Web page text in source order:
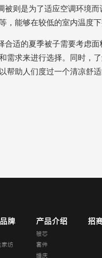
被则是为了适应空调环境
，能够在较低的室内温度
合适的夏季被子需要考虑
需求来进行选择。同时，
帮助人们度过一个清凉舒适
牌
家纺
产品介绍
被芯
套件
婚庆
招